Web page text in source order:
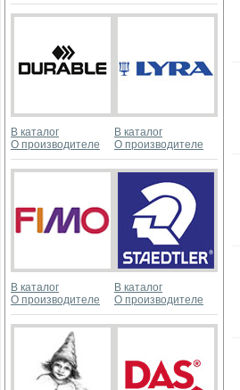
В каталог
О производителе
В каталог
О производителе
В каталог
О производителе
В каталог
О производителе